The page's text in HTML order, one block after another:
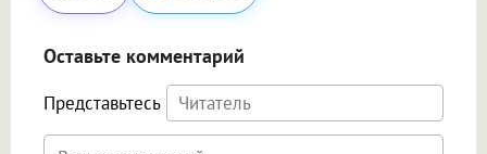
Оставьте комментарий
Представьтесь